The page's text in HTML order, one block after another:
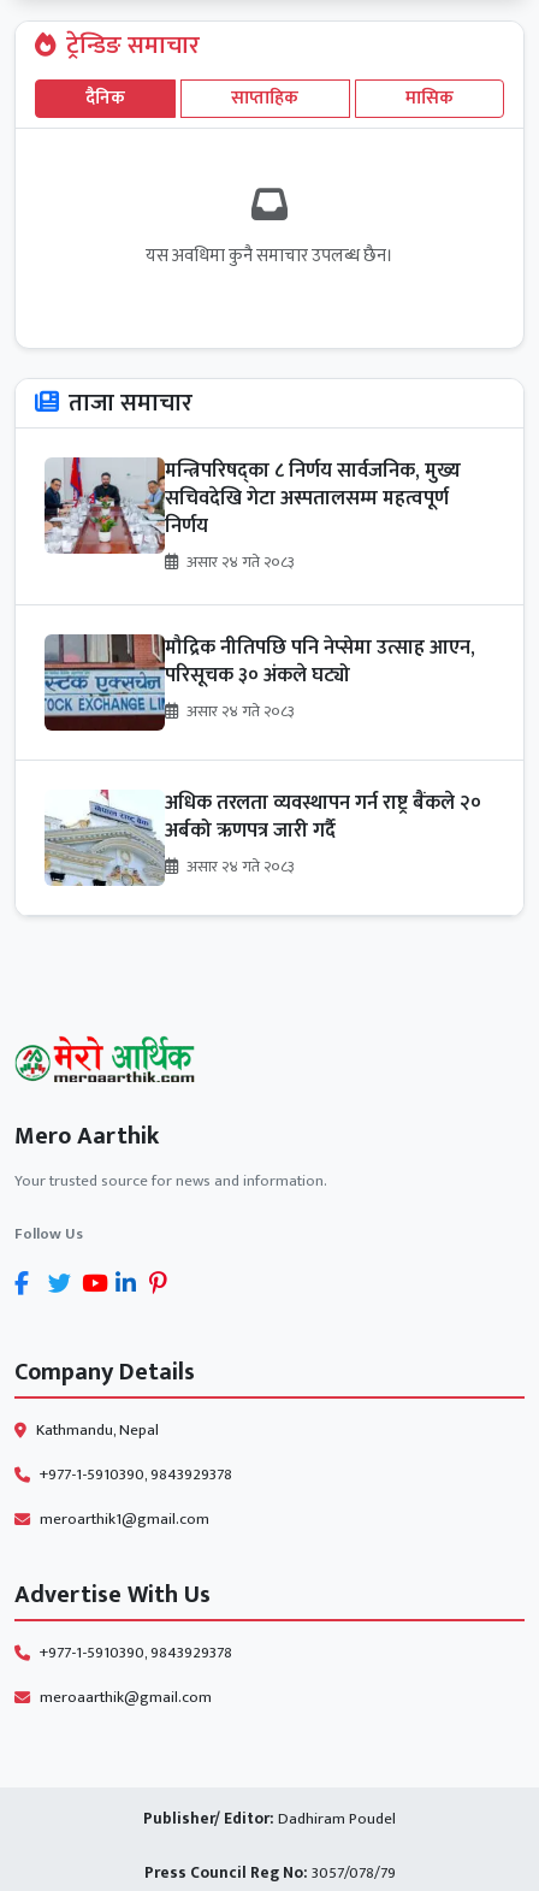
ट्रेन्डिङ समाचार
दैनिक साप्ताहिक मासिक
यस अवधिमा कुनै समाचार उपलब्ध छैन।
ताजा समाचार
मन्त्रिपरिषद्का ८ निर्णय सार्वजनिक, मुख्य
सचिवदेखि गेटा अस्पतालसम्म महत्वपूर्ण
निर्णय
असार २४ गते २०८३
मौद्रिक नीतिपछि पनि नेप्सेमा उत्साह आएन,
परिसूचक ३० अंकले घट्यो
असार २४ गते २०८३
अधिक तरलता व्यवस्थापन गर्न राष्ट्र बैंकले २०
अर्बको ऋणपत्र जारी गर्दै
असार २४ गते २०८३
Mero Aarthik
Your trusted source for news and information.
Follow Us
Company Details
Kathmandu, Nepal
+977-1-5910390, 9843929378
meroarthik1@gmail.com
Advertise With Us
+977-1-5910390, 9843929378
meroaarthik@gmail.com
Publisher/ Editor:Dadhiram Poudel
Press Council Reg No: 3057/078/79